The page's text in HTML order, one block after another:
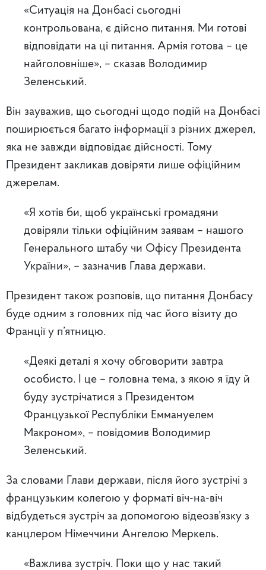
«Ситуація на Донбасі сьогодні
контрольована, є дійсно питання. Ми готові
відповідати на ці питання. Армія готова – це
найголовніше», – сказав Володимир
Зеленський.
Він зауважив, що сьогодні щодо подій на Донбасі
поширюється багато інформації з різних джерел,
яка не завжди відповідає дійсності. Тому
Президент закликав довіряти лише офіційним
джерелам.
«Я хотів би, щоб українські громадяни
довіряли тільки офіційним заявам – нашого
Генерального штабу чи Офісу Президента
України», – зазначив Глава держави.
Президент також розповів, що питання Донбасу
буде одним з головних під час його візиту до
Франції у п’ятницю.
«Деякі деталі я хочу обговорити завтра
особисто. І це – головна тема, з якою я їду й
буду зустрічатися з Президентом
Французької Республіки Еммануелем
Макроном», – повідомив Володимир
Зеленський.
За словами Глави держави, після його зустрічі з
французьким колегою у форматі віч-на-віч
відбудеться зустріч за допомогою відеозв’язку з
канцлером Німеччини Ангелою Меркель.
«Важлива зустріч. Поки що у нас такий